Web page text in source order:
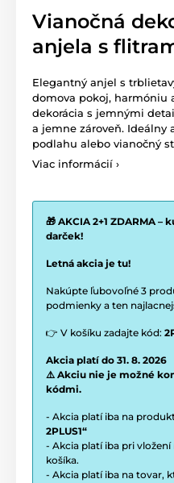
Vianočná
anjela s
Elegantný anjel s
domova pokoj, harmóniu
dekorácia s jemnými
a jemne zároveň. Ideálny
podlahu alebo vianočný
Viac informácií ›
🎁 AKCIA 2+1 ZDARMA
darček!
Letná akcia je tu!
Nakúpte ľubovoľné 3
podmienky a ten
👉 V košíku zadajte kód:
Akcia platí do 31. 8. 2026
⚠️ Akciu nie je možné
kódmi.
- Akcia platí iba na
2PLUS1“
- Akcia platí iba pri
košíka.
- Akcia platí iba na tovar,